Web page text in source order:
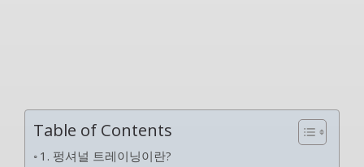
Table of Contents
1. 펑셔널 트레이닝이란?